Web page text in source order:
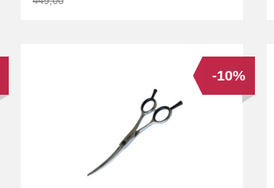
-10%